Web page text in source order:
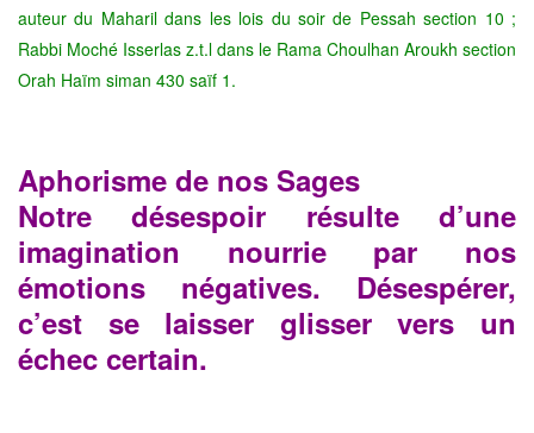
auteur du Maharil dans les lois du soir de Pessah section 10 ;
Rabbi Moché Isserlas z.t.l dans le Rama Choulhan Aroukh section
Orah Haïm siman 430 saïf 1.
Aphorisme de nos Sages
Notre désespoir résulte d’une
imagination nourrie par nos
émotions négatives. Désespérer,
c’est se laisser glisser vers un
échec certain.